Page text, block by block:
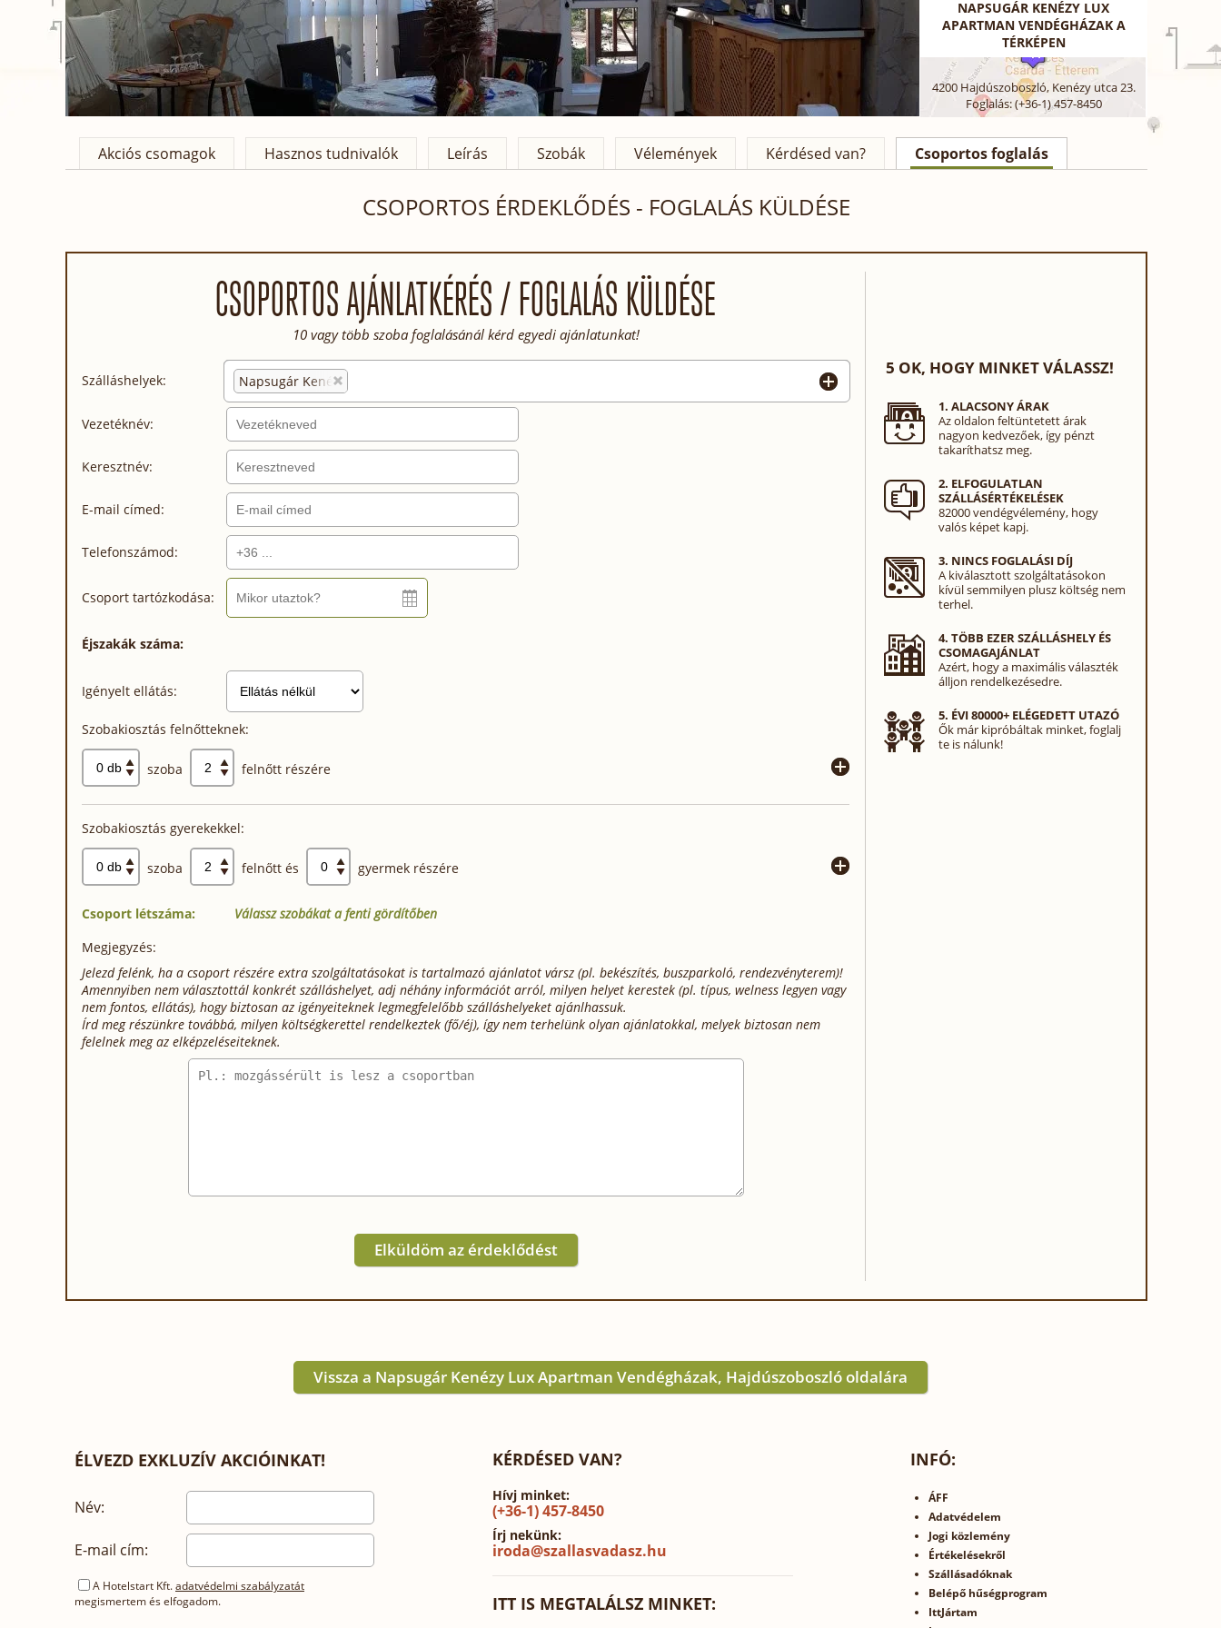
Tisztaság
Ár / érték arány
Étkezés
Elhelyezkedés
NAPSUGÁR KENÉZY LUX
APARTMAN VENDÉGHÁZAK A
TÉRKÉPEN
4200 Hajdúszoboszló, Kenézy utca 23.
Foglalás: (+36-1) 457-8450
Akciós csomagok Hasznos tudnivalók Leírás Szobák Vélemények Kérdésed van? Csoportos foglalás
CSOPORTOS ÉRDEKLŐDÉS - FOGLALÁS KÜLDÉSE
CSOPORTOS AJÁNLATKÉRÉS / FOGLALÁS KÜLDÉSE
10 vagy több szoba foglalásánál kérd egyedi ajánlatunkat!
Szálláshelyek: Napsugár Kenézy Lux Apartman Vendégházak
Vezetéknév:
Keresztnév:
E-mail címed:
Telefonszámod:
Csoport tartózkodása:
Éjszakák száma:
Igényelt ellátás:
Szobakiosztás felnőtteknek:
szoba felnőtt részére
Szobakiosztás gyerekekkel:
szoba felnőtt és gyermek részére
Csoport létszáma:
Válassz szobákat a fenti gördítőben
Megjegyzés:
Jelezd felénk, ha a csoport részére extra szolgáltatásokat is tartalmazó ajánlatot vársz (pl. bekészítés, buszparkoló, rendezvényterem)!
Amennyiben nem választottál konkrét szálláshelyet, adj néhány információt arról, milyen helyet kerestek (pl. típus, welness legyen vagy
nem fontos, ellátás), hogy biztosan az igényeiteknek legmegfelelőbb szálláshelyeket ajánlhassuk.
Írd meg részünkre továbbá, milyen költségkerettel rendelkeztek (fő/éj), így nem terhelünk olyan ajánlatokkal, melyek biztosan nem
felelnek meg az elképzeléseiteknek.
Elküldöm az érdeklődést
5 OK, HOGY MINKET VÁLASSZ!
1. ALACSONY ÁRAK
Az oldalon feltüntetett árak
nagyon kedvezőek, így pénzt
takaríthatsz meg.
2. ELFOGULATLAN
SZÁLLÁSÉRTÉKELÉSEK
82000 vendégvélemény, hogy
valós képet kapj.
3. NINCS FOGLALÁSI DÍJ
A kiválasztott szolgáltatásokon
kívül semmilyen plusz költség nem
terhel.
4. TÖBB EZER SZÁLLÁSHELY ÉS
CSOMAGAJÁNLAT
Azért, hogy a maximális választék
álljon rendelkezésedre.
5. ÉVI 80000+ ELÉGEDETT UTAZÓ
Ők már kipróbáltak minket, foglalj
te is nálunk!
Vissza a Napsugár Kenézy Lux Apartman Vendégházak, Hajdúszoboszló oldalára
ÉLVEZD EXKLUZÍV AKCIÓINKAT!
Név:
E-mail cím:
A Hotelstart Kft.adatvédelmi szabályzatát
megismertem és elfogadom.
KÉRDÉSED VAN?
Hívj minket:
(+36-1) 457-8450
Írj nekünk:
iroda@szallasvadasz.hu
ITT IS MEGTALÁLSZ MINKET:
INFÓ:
ÁFF
Adatvédelem
Jogi közlemény
Értékelésekről
Szállásadóknak
Belépő hűségprogram
IttJártam